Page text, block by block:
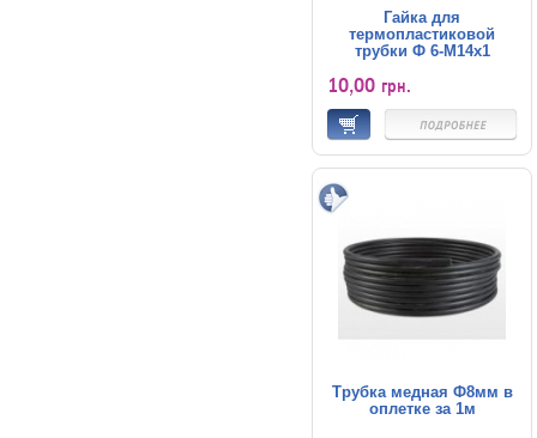
Гайка для
термопластиковой
трубки Ф 6-M14x1
10,00 грн.
Трубка медная Ф8мм в
оплетке за 1м